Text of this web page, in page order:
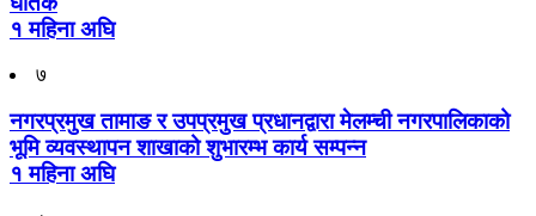
१ महिना अघि
७
नगरप्रमुख तामाङ र उपप्रमुख प्रधानद्वारा मेलम्ची नगरपालिकाको
भूमि व्यवस्थापन शाखाको शुभारम्भ कार्य सम्पन्न
१ महिना अघि